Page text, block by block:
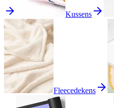
Kussens
Fleecedekens